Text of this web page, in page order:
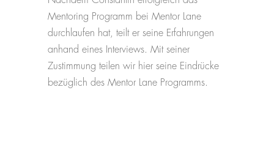
Mentoring Programm bei Mentor Lane
durchlaufen hat, teilt er seine Erfahrungen
anhand eines Interviews. Mit seiner
Zustimmung teilen wir hier seine Eindrücke
bezüglich des Mentor Lane Programms.